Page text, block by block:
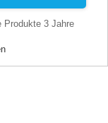
Produkte 3 Jahre